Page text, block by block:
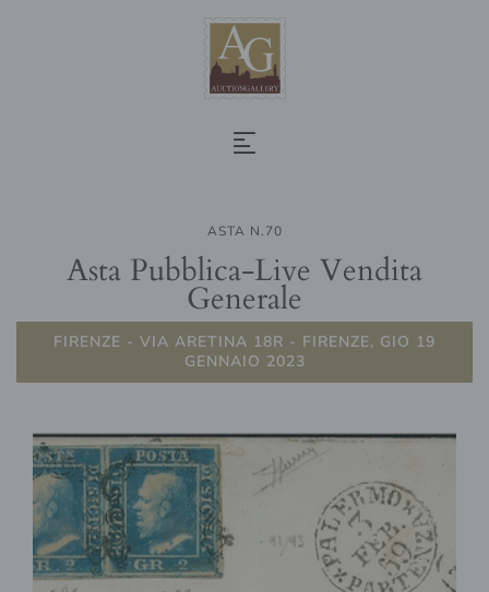
ASTA N.70
Asta Pubblica-Live Vendita
Generale
FIRENZE - VIA ARETINA 18R - FIRENZE, GIO 19
GENNAIO 2023